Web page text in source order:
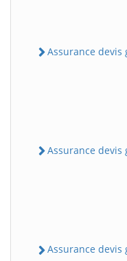
Assurance devis
Assurance devis
Assurance devis